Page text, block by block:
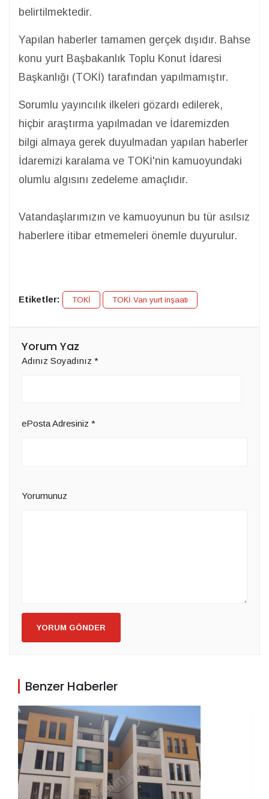
belirtilmektedir.
Yapılan haberler tamamen gerçek dışıdır. Bahse
konu yurt Başbakanlık Toplu Konut İdaresi
Başkanlığı (TOKİ) tarafından yapılmamıştır.
Sorumlu yayıncılık ilkeleri gözardı edilerek,
hiçbir araştırma yapılmadan ve İdaremizden
bilgi almaya gerek duyulmadan yapılan haberler
İdaremizi karalama ve TOKİ'nin kamuoyundaki
olumlu algısını zedeleme amaçlıdır.
Vatandaşlarımızın ve kamuoyunun bu tür asılsız
haberlere itibar etmemeleri önemle duyurulur.
Etiketler: TOKİ TOKİ Van yurt inşaatı
Yorum Yaz
Adınız Soyadınız *
ePosta Adresiniz *
Yorumunuz
YORUM GÖNDER
Benzer Haberler